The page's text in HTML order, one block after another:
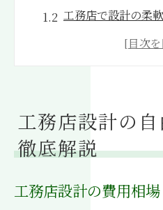
工務店で設計の柔
設計士がいない工
設計事務所と工務店の
影響
工務店と設計事務
工務店設計と設計
工務店設計の
徹底解説
工務店設計の費用相